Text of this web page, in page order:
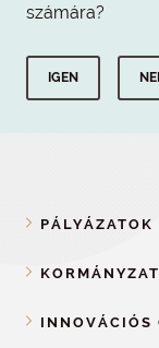
számára?
IGEN
PÁLYÁZATOK
INNOVÁCIÓS